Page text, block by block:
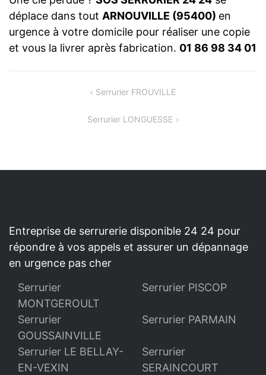
déplace dans tout ARNOUVILLE (95400) en
urgence à votre domicile pour réaliser une copie
et vous la livrer après fabrication. 01 86 98 34 01
Serrurier FROUVILLE
Serrurier LONGUESSE
Entreprise de serrurerie disponible 24 24 pour
répondre à vos appels et assurer un dépannage
en urgence pas cher
Serrurier
MONTGEROULT
Serrurier PISCOP
Serrurier
GOUSSAINVILLE
Serrurier PARMAIN
Serrurier LE BELLAY-
EN-VEXIN
Serrurier
SERAINCOURT